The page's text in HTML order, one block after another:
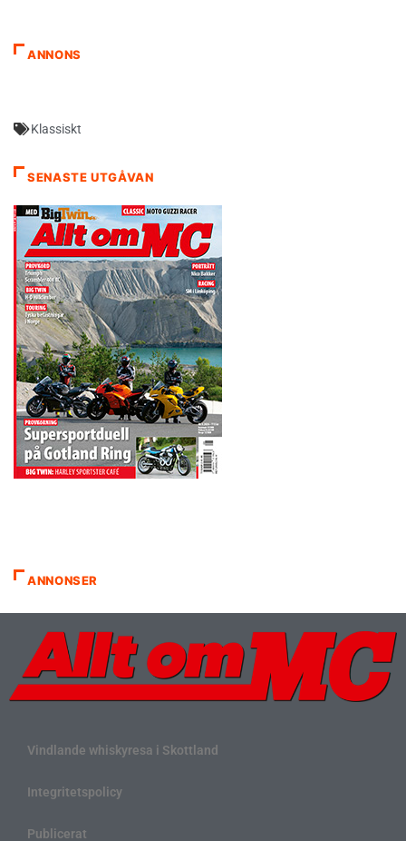
ANNONS
Klassiskt
SENASTE UTGÅVAN
ANNONSER
Vindlande whiskyresa i Skottland
Integritetspolicy
Publicerat